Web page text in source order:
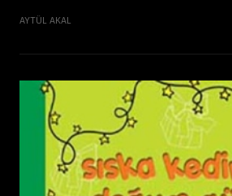
AYTÜL AKAL